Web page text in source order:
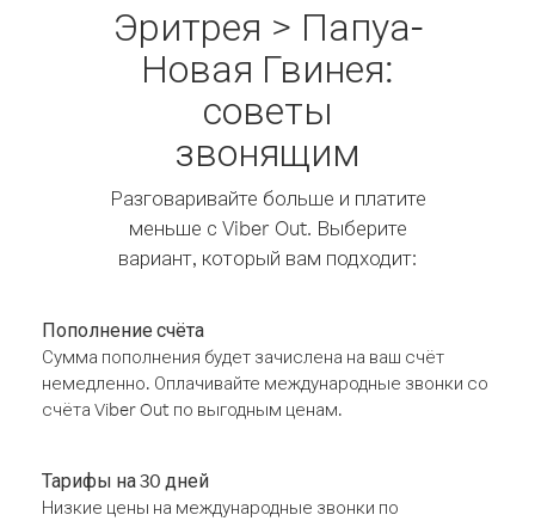
Эритрея > Папуа-
Новая Гвинея:
советы
звонящим
Разговаривайте больше и платите
меньше с Viber Out. Выберите
вариант, который вам подходит:
Пополнение счёта
Сумма пополнения будет зачислена на ваш счёт
немедленно. Оплачивайте международные звонки со
счёта Viber Out по выгодным ценам.
Тарифы на 30 дней
Низкие цены на международные звонки по